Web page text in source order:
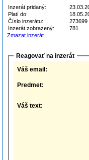
Inzerát pridaný:
Platí do:
Číslo inzerátu:
273699
Inzerát zobrazený:
781
Zmazat inzerát
Reagovať na inzerát
Váš email:
Predmet:
Váš text: